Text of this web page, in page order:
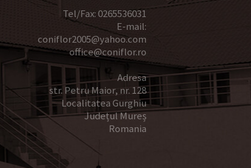
Tel/Fax: 0265536031
E-mail:
coniflor2005@yahoo.com
office@coniflor.ro
Adresa
str. Petru Maior, nr. 128
Localitatea Gurghiu
Județul Mureș
Romania